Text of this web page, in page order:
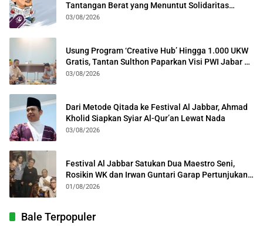
Tantangan Berat yang Menuntut Solidaritas
Lintas Generasi
03/08/2026
Usung Program ‘Creative Hub’ Hingga 1.000 UKW
Gratis, Tantan Sulthon Paparkan Visi PWI Jabar di
Kota Bogor
03/08/2026
Dari Metode Qitada ke Festival Al Jabbar, Ahmad
Kholid Siapkan Syiar Al-Qur’an Lewat Nada
03/08/2026
Festival Al Jabbar Satukan Dua Maestro Seni,
Rosikin WK dan Irwan Guntari Garap Pertunjukan
Kolosal
01/08/2026
Bale Terpopuler